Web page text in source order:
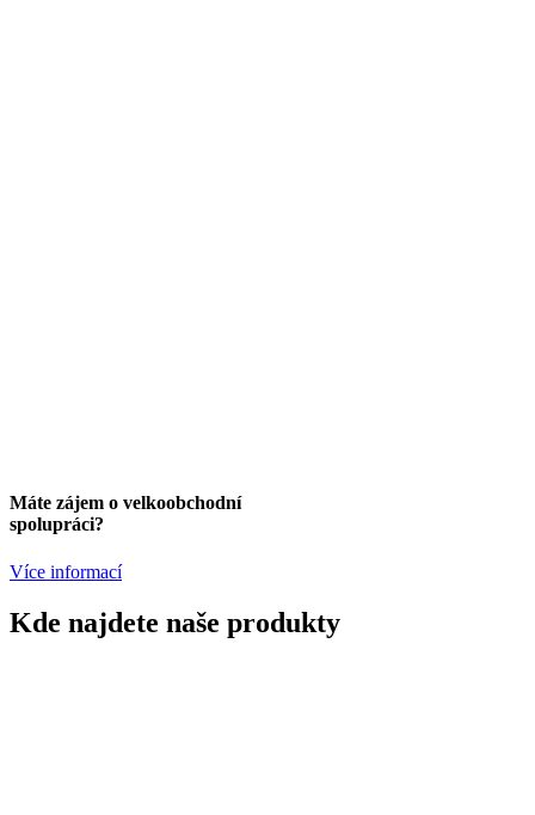
Máte zájem o velkoobchodní
spolupráci?
Více informací
Kde najdete naše produkty